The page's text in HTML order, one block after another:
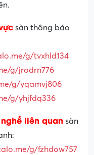
sàn thông báo
g/tvxhld134
g/jrodrn776
g/yqamvj806
g/yhjfdq336
liên quan sàn
g/fzhdow757